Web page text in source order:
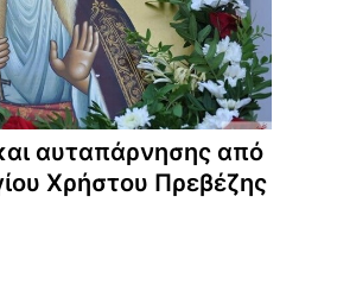
αυταπάρνησης από
Χρήστου Πρεβέζης